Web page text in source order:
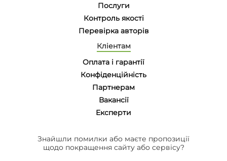
Послуги
Контроль якості
Перевірка авторів
Кліентам
Оплата і гарантії
Конфіденційність
Партнерам
Вакансії
Eксперти
Знайшли помилки або маєте пропозиції
щодо покращення сайту або сервісу?